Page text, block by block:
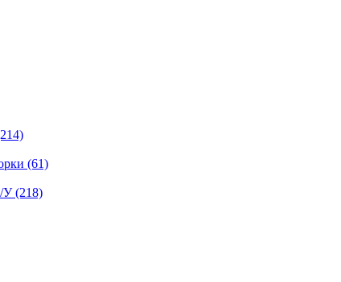
(61)
У(218)